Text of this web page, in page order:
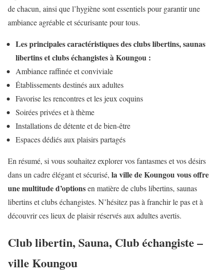
de chacun, ainsi que l’hygiène sont essentiels pour garantir une
ambiance agréable et sécurisante pour tous.
Les principales caractéristiques des clubs libertins, saunas
libertins et clubs échangistes à Koungou :
Ambiance raffinée et conviviale
Établissements destinés aux adultes
Favorise les rencontres et les jeux coquins
Soirées privées et à thème
Installations de détente et de bien-être
Espaces dédiés aux plaisirs partagés
En résumé, si vous souhaitez explorer vos fantasmes et vos désirs
dans un cadre élégant et sécurisé, la ville de Koungou vous offre
une multitude d’optionsen matière de clubs libertins, saunas
libertins et clubs échangistes. N’hésitez pas à franchir le pas et à
découvrir ces lieux de plaisir réservés aux adultes avertis.
Club libertin, Sauna, Club échangiste –
ville Koungou